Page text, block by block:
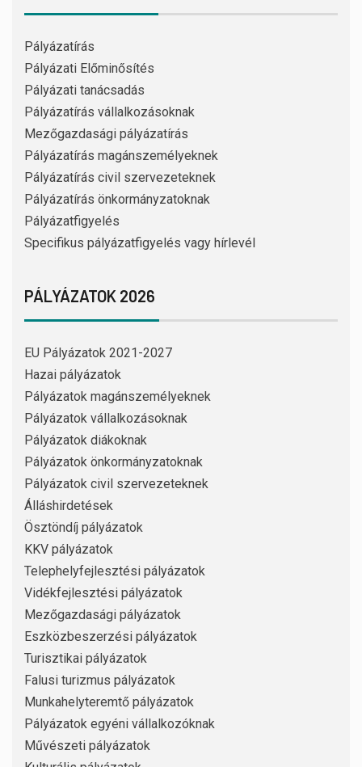
Pályázatírás
Pályázati Előminősítés
Pályázati tanácsadás
Pályázatírás vállalkozásoknak
Mezőgazdasági pályázatírás
Pályázatírás magánszemélyeknek
Pályázatírás civil szervezeteknek
Pályázatírás önkormányzatoknak
Pályázatfigyelés
Specifikus pályázatfigyelés vagy hírlevél
PÁLYÁZATOK 2026
EU Pályázatok 2021-2027
Hazai pályázatok
Pályázatok magánszemélyeknek
Pályázatok vállalkozásoknak
Pályázatok diákoknak
Pályázatok önkormányzatoknak
Pályázatok civil szervezeteknek
Álláshirdetések
Ösztöndíj pályázatok
KKV pályázatok
Telephelyfejlesztési pályázatok
Vidékfejlesztési pályázatok
Mezőgazdasági pályázatok
Eszközbeszerzési pályázatok
Turisztikai pályázatok
Falusi turizmus pályázatok
Munkahelyteremtő pályázatok
Pályázatok egyéni vállalkozóknak
Művészeti pályázatok